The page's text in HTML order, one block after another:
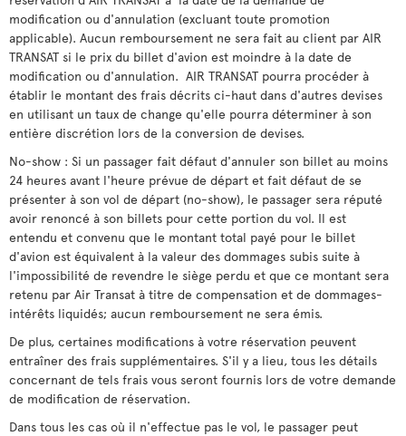
modification ou d'annulation (excluant toute promotion
applicable). Aucun remboursement ne sera fait au client par AIR
TRANSAT si le prix du billet d'avion est moindre à la date de
modification ou d'annulation. AIR TRANSAT pourra procéder à
établir le montant des frais décrits ci-haut dans d'autres devises
en utilisant un taux de change qu'elle pourra déterminer à son
entière discrétion lors de la conversion de devises.
No-show : Si un passager fait défaut d'annuler son billet au moins
24 heures avant l'heure prévue de départ et fait défaut de se
présenter à son vol de départ (no-show), le passager sera réputé
avoir renoncé à son billets pour cette portion du vol. Il est
entendu et convenu que le montant total payé pour le billet
d'avion est équivalent à la valeur des dommages subis suite à
l'impossibilité de revendre le siège perdu et que ce montant sera
retenu par Air Transat à titre de compensation et de dommages-
intérêts liquidés; aucun remboursement ne sera émis.
De plus, certaines modifications à votre réservation peuvent
entraîner des frais supplémentaires. S'il y a lieu, tous les détails
concernant de tels frais vous seront fournis lors de votre demande
de modification de réservation.
Dans tous les cas où il n'effectue pas le vol, le passager peut